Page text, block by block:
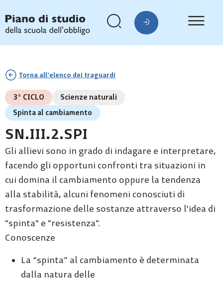
Torna all’elenco dei traguardi
3° CICLO
Scienze naturali
Spinta al cambiamento
SN.III.2.SPI
Gli allievi sono in grado di indagare e interpretare,
facendo gli opportuni confronti tra situazioni in
cui domina il cambiamento oppure la tendenza
alla stabilità, alcuni fenomeni conosciuti di
trasformazione delle sostanze attraverso l'idea di
"spinta" e "resistenza".
Conoscenze
La “spinta” al cambiamento è determinata
dalla natura delle